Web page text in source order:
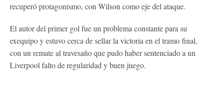
recuperó protagonismo, con Wilson como eje del ataque.
El autor del primer gol fue un problema constante para su
exequipo y estuvo cerca de sellar la victoria en el tramo final,
con un remate al travesaño que pudo haber sentenciado a un
Liverpool falto de regularidad y buen juego.